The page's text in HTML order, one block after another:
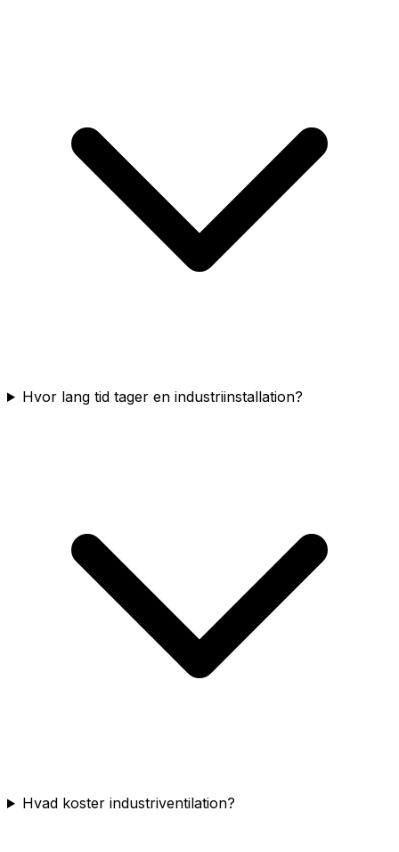
Hvor lang tid tager en industriinstallation?
Hvad koster industriventilation?